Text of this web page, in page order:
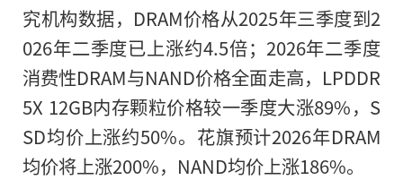
究机构数据，DRAM价格从2025年三季度到2
026年二季度已上涨约4.5倍；2026年二季度
消费性DRAM与NAND价格全面走高，LPDDR
5X 12GB内存颗粒价格较一季度大涨89%，S
SD均价上涨约50%。花旗预计2026年DRAM
均价将上涨200%，NAND均价上涨186%。